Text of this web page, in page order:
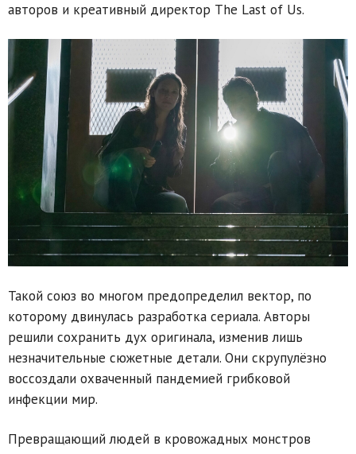
авторов и креативный директор The Last of Us.
Такой союз во многом предопределил вектор, по
которому двинулась разработка сериала. Авторы
решили сохранить дух оригинала, изменив лишь
незначительные сюжетные детали. Они скрупулёзно
воссоздали охваченный пандемией грибковой
инфекции мир.
Превращающий людей в кровожадных монстров